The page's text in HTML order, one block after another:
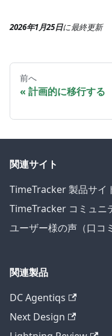
2026年1月25日に最終更新
前へ
計画的に移行する
関連サイト
TimeTracker 製品サイ
TimeTracker コミュニ
ユーザー様の声（口コ
関連製品
DC Agentiqs
Next Design